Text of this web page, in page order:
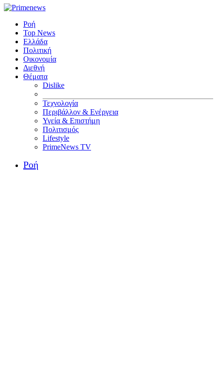
Ροή
Top News
Ελλάδα
Πολιτική
Οικονομία
Διεθνή
Θέματα
Dislike
Τεχνολογία
Περιβάλλον & Ενέργεια
Υγεία & Επιστήμη
Πολιτισμός
Lifestyle
PrimeNews TV
Ροή